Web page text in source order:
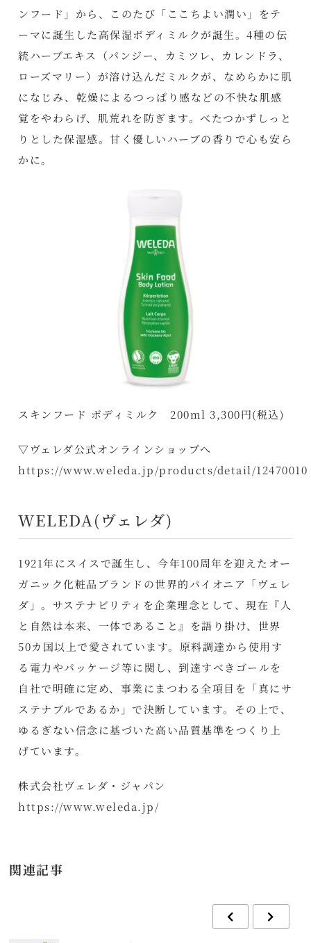
ンフード」から、このたび「ここちよい潤い」をテ
ーマに誕生した高保湿ボディミルクが誕生。4種の伝
統ハーブエキス（パンジー、カミツレ、カレンドラ、
ローズマリー）が溶け込んだミルクが、なめらかに肌
になじみ、乾燥によるつっぱり感などの不快な肌感
覚をやわらげ、肌荒れを防ぎます。べたつかずしっと
りとした保湿感。甘く優しいハーブの香りで心も安ら
かに。
スキンフード ボディミルク 200ml 3,300円(税込)
▽ヴェレダ公式オンラインショップへ
https://www.weleda.jp/products/detail/12470010
WELEDA(ヴェレダ)
1921年にスイスで誕生し、今年100周年を迎えたオー
ガニック化粧品ブランドの世界的パイオニア「ヴェレ
ダ」。サステナビリティを企業理念として、現在『人
と自然は本来、一体であること』を語り掛け、世界
50カ国以上で愛されています。原料調達から使用す
る電力やパッケージ等に関し、到達すべきゴールを
自社で明確に定め、事業にまつわる全項目を「真にサ
ステナブルであるか」で決断しています。その上で、
ゆるぎない信念に基づいた高い品質基準をつくり上
げています。
株式会社ヴェレダ・ジャパン
https://www.weleda.jp/
関連記事